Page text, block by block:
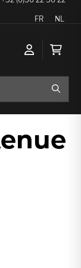
Langue
FR NL
Mon